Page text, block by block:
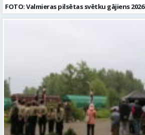
FOTO: Valmieras pilsētas svētku gājiens 2026